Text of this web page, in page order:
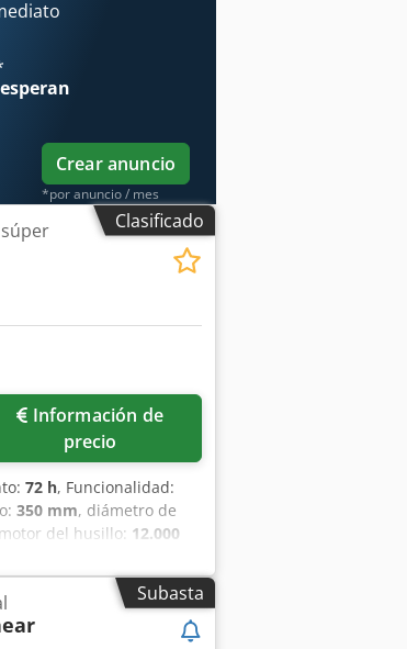
Crear anuncio
*por anuncio / mes
Clasificado
precio
72 h, Funcionalidad:
350 mm, diámetro de
del husillo: 12.000
descarga y medición
husillo: 0,15 μm
de posicionamiento
Subasta